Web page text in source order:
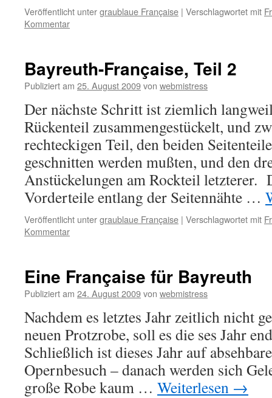
Veröffentlicht untergraublaue Française | Verschlagwortet mit
Kommentar
Bayreuth-Française, Teil 2
Publiziert am 25. August 2009von webmistress
Der nächste Schritt ist ziemlich
Rückenteil zusammengestückelt, und
rechteckigen Teil, den beiden
geschnitten werden mußten, und den
Anstückelungen am Rockteil letzterer.
Vorderteile entlang der Seitennähte …
Veröffentlicht untergraublaue Française | Verschlagwortet mit
Kommentar
Eine Française für Bayreuth
Publiziert am 24. August 2009von webmistress
Nachdem es letztes Jahr zeitlich nicht
neuen Protzrobe, soll es die ses Jahr
Schließlich ist dieses Jahr auf
Opernbesuch – danach werden sich
große Robe kaum … Weiterlesen →